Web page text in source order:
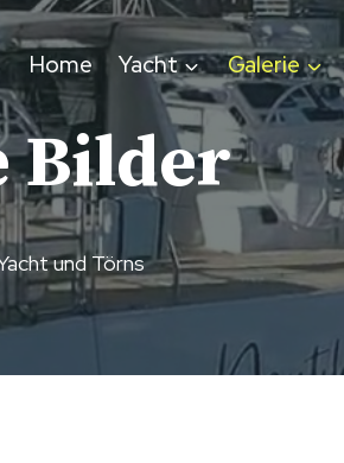
Home Yacht Galerie
Bilder
und Törns